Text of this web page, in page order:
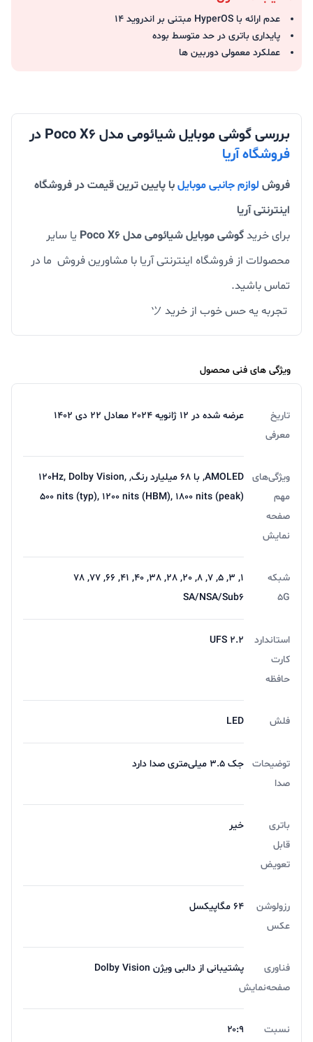
عدم ارائه با HyperOS مبتنی بر اندروید 14
پایداری باتری در حد متوسط بوده
عملکرد معمولی دوربین ها
بررسی گوشی موبایل شیائومی مدل Poco X6 در
فروشگاه آریا
فروش لوازم جانبی موبایلبا پایین ترین قیمت در فروشگاه
اینترنتی آریا
برای خریدگوشی موبایل شیائومی مدل Poco X6
یا سایر
محصولات از فروشگاه اینترنتی آریا با مشاورین فروش ما در
تماس باشید.
تجربه یه حس خوب از خرید ツ
ویژگی های فنی محصول
تاریخ
معرفی
عرضه شده در 12 ژانویه 2024 معادل 22 دی 1402
ویژگی‌های
مهم
صفحه
نمایش
AMOLED, با 68 میلیارد رنگ, 120Hz, Dolby Vision,
500 nits (typ), 1200 nits (HBM), 1800 nits (peak)
شبکه
5G
1, 3, 5, 7, 8, 20, 28, 38, 40, 41, 66, 77, 78
SA/NSA/Sub6
استاندارد
کارت
حافظه
UFS 2.2
فلش LED
توضیحات
صدا
جک ۳.۵ میلی‌متری صدا دارد
باتری
قابل
تعویض
خیر
رزولوشن
عکس
64 مگاپیکسل
فناوری
صفحه‌نمایش
پشتیبانی از دالبی ویژن Dolby Vision
نسبت
۲۰:۹